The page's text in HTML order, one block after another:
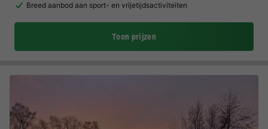
Breed aanbod aan sport- en vrijetijdsactiviteiten
Toon prijzen